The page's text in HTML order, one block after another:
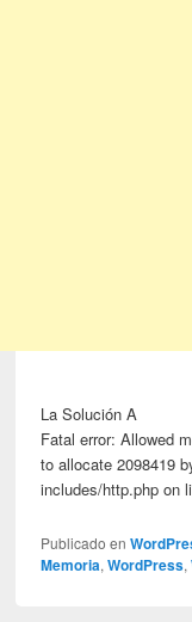
La Solución A
Fatal error: Allowed
to allocate 2098419
includes/http.php on
Publicado en
Memoria,WordPress,